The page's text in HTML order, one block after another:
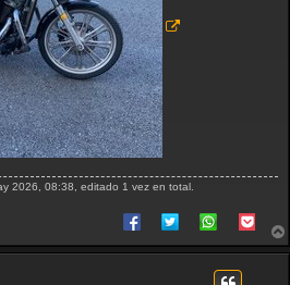
2026, 08:38, editado 1 vez en total.